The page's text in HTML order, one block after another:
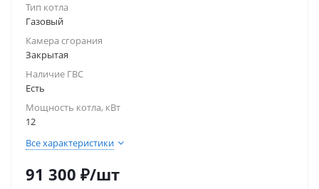
Тип котла
Газовый
Камера сгорания
Закрытая
Наличие ГВС
Есть
Мощность котла, кВт
12
Все характеристики
91 300 ₽/шт